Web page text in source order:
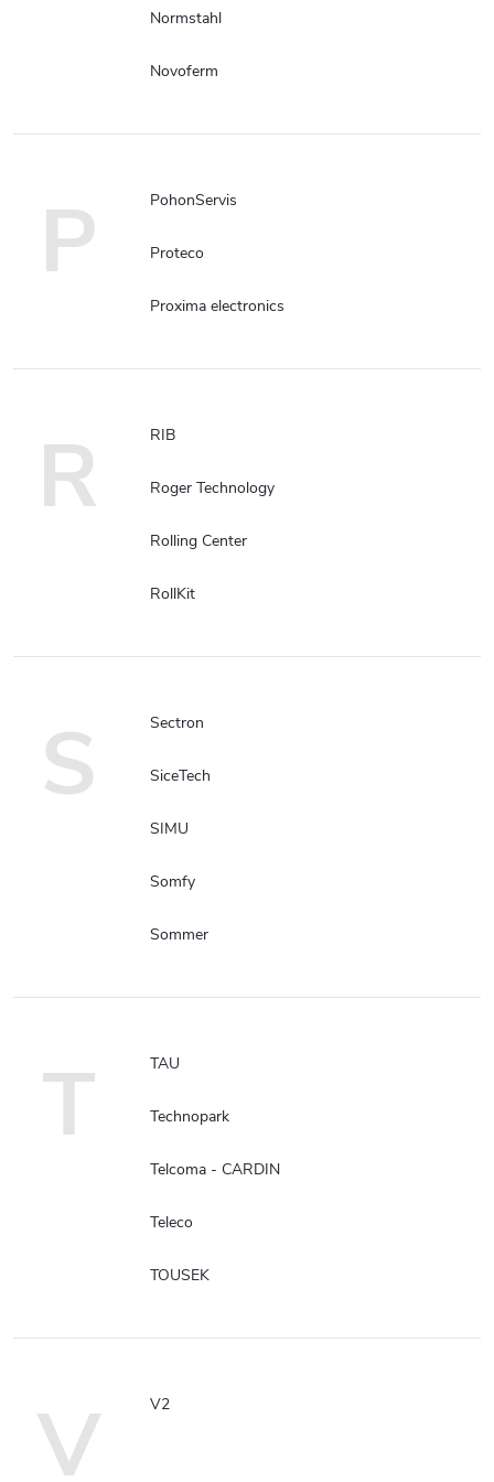
Normstahl
Novoferm
P PohonServis
Proteco
Proxima electronics
R RIB
Roger Technology
Rolling Center
RollKit
S Sectron
SiceTech
SIMU
Somfy
Sommer
T TAU
Technopark
Telcoma - CARDIN
Teleco
TOUSEK
V V2